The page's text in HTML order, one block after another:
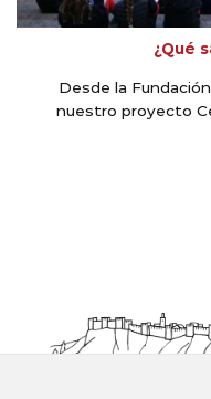
¿Qué
Desde la
nuestro proyecto